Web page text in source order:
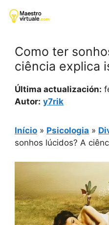
para
Como ter
ciência explica
Última actualización:
Autor: y7rik
Início » Psicologia »
sonhos lúcidos? A